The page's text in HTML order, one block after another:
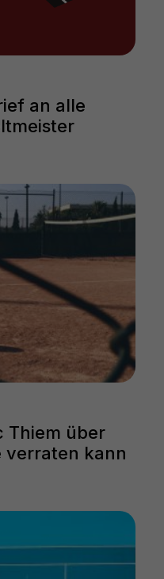
an alle
Thiem über
verraten kann